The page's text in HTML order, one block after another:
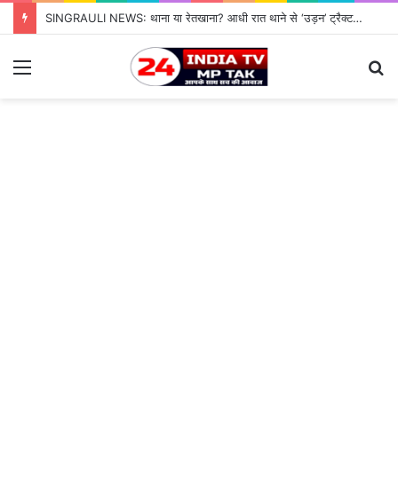
SINGRAULI NEWS: थाना या रेतखाना? आधी रात थाने से ‘उड़न’ ट्रैक्टर, जियावन पुलिस के पहरे में माफिया पास रेत माफिया के आगे नतमस्तक सिस्टम, सुशासन की पोल खोलती जियावन थाने की सनसनीखेज कहानी
Menu